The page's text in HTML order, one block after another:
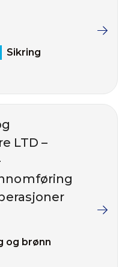
Sikring
LTD –
og brønn